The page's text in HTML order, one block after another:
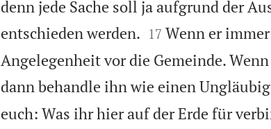
denn jede Sache soll ja aufgrund der
entschieden werden.
17 Wenn er
Angelegenheit vor die Gemeinde.
dann behandle ihn wie einen
euch: Was ihr hier auf der Erde für